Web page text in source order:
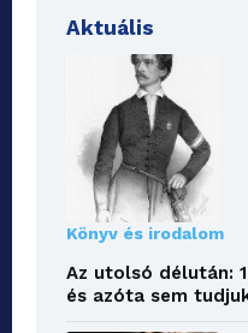
Aktuális
Könyv és irodalom
Az utolsó délután:
és azóta sem